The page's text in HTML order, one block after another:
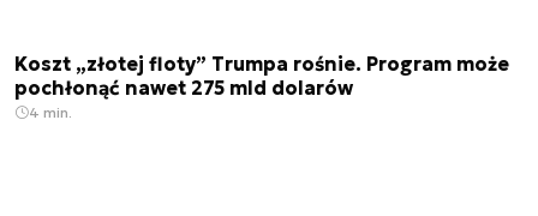
Koszt „złotej floty” Trumpa rośnie. Program może
pochłonąć nawet 275 mld dolarów
4 min.